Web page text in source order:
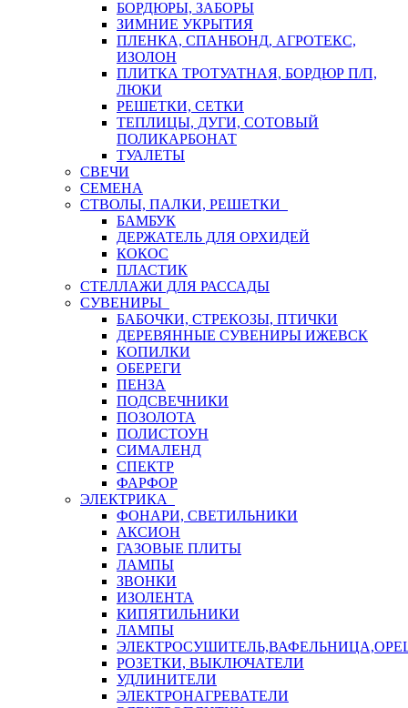
БОРДЮРЫ, ЗАБОРЫ
ЗИМНИЕ УКРЫТИЯ
ПЛЕНКА, СПАНБОНД, АГРОТЕКС,
ИЗОЛОН
ПЛИТКА ТРОТУАТНАЯ, БОРДЮР П/П,
ЛЮКИ
РЕШЕТКИ, СЕТКИ
ТЕПЛИЦЫ, ДУГИ, СОТОВЫЙ
ПОЛИКАРБОНАТ
ТУАЛЕТЫ
СВЕЧИ
СЕМЕНА
СТВОЛЫ, ПАЛКИ, РЕШЕТКИ
БАМБУК
ДЕРЖАТЕЛЬ ДЛЯ ОРХИДЕЙ
КОКОС
ПЛАСТИК
СТЕЛЛАЖИ ДЛЯ РАССАДЫ
СУВЕНИРЫ
БАБОЧКИ, СТРЕКОЗЫ, ПТИЧКИ
ДЕРЕВЯННЫЕ СУВЕНИРЫ ИЖЕВСК
КОПИЛКИ
ОБЕРЕГИ
ПЕНЗА
ПОДСВЕЧНИКИ
ПОЗОЛОТА
ПОЛИСТОУН
СИМАЛЕНД
СПЕКТР
ФАРФОР
ЭЛЕКТРИКА
ФОНАРИ, СВЕТИЛЬНИКИ
АКСИОН
ГАЗОВЫЕ ПЛИТЫ
ЛАМПЫ
ЗВОНКИ
ИЗОЛЕНТА
КИПЯТИЛЬНИКИ
ЛАМПЫ
РОЗЕТКИ, ВЫКЛЮЧАТЕЛИ
УДЛИНИТЕЛИ
ЭЛЕКТРОНАГРЕВАТЕЛИ